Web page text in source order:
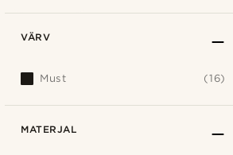
VÄRV
Must (16)
MATERJAL